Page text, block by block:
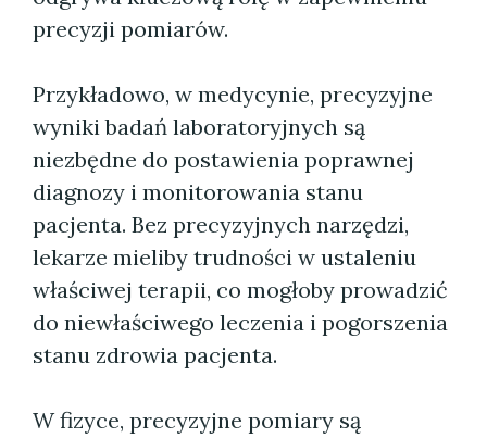
precyzji pomiarów.
Przykładowo, w medycynie, precyzyjne
wyniki badań laboratoryjnych są
niezbędne do postawienia poprawnej
diagnozy i monitorowania stanu
pacjenta. Bez precyzyjnych narzędzi,
lekarze mieliby trudności w ustaleniu
właściwej terapii, co mogłoby prowadzić
do niewłaściwego leczenia i pogorszenia
stanu zdrowia pacjenta.
W fizyce, precyzyjne pomiary są